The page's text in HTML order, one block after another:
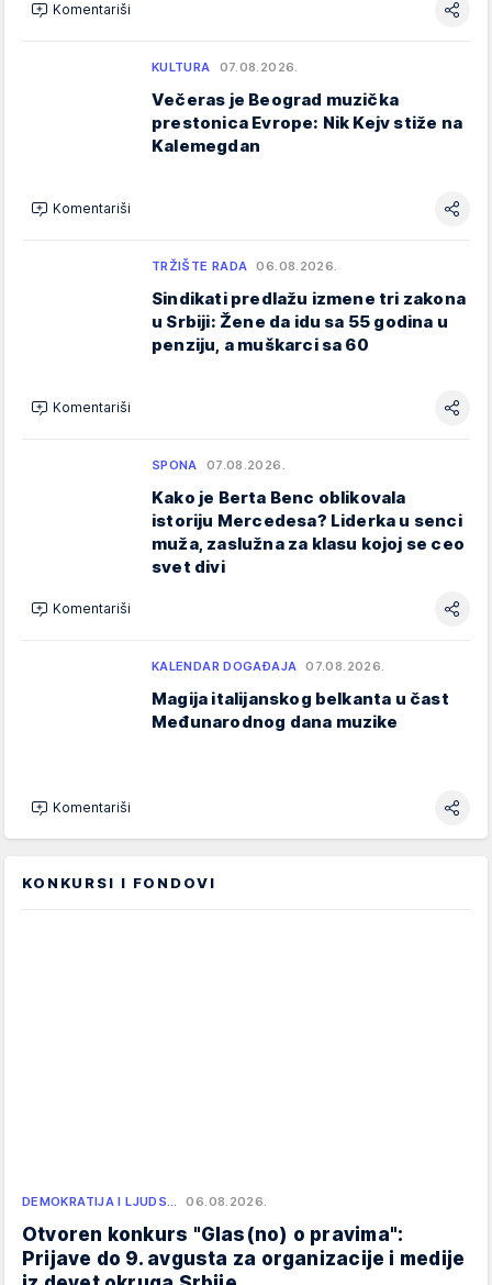
Komentariši
KULTURA 07.08.2026.
Večeras je Beograd muzička
prestonica Evrope: Nik Kejv stiže na
Kalemegdan
Komentariši
TRŽIŠTE RADA 06.08.2026.
Sindikati predlažu izmene tri zakona
u Srbiji: Žene da idu sa 55 godina u
penziju, a muškarci sa 60
Komentariši
SPONA 07.08.2026.
Kako je Berta Benc oblikovala
istoriju Mercedesa? Liderka u senci
muža, zaslužna za klasu kojoj se ceo
svet divi
Komentariši
KALENDAR DOGAĐAJA 07.08.2026.
Magija italijanskog belkanta u čast
Međunarodnog dana muzike
Komentariši
KONKURSI I FONDOVI
DEMOKRATIJA I LJUDS… 06.08.2026.
Otvoren konkurs "Glas(no) o pravima":
Prijave do 9. avgusta za organizacije i medije